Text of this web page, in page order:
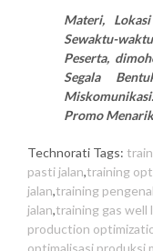
Materi,
Sewaktu-
Peserta,
Segala
Promo
Technorati Tags:
pasti jalan,training
jalan,training
jalan,training gas well
production